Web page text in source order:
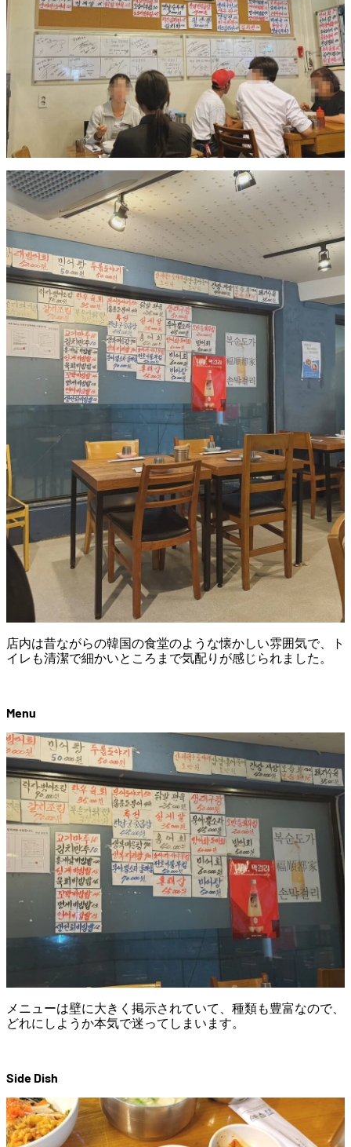
店内は昔ながらの韓国の食堂のような懐かしい雰囲気で、ト
イレも清潔で細かいところまで気配りが感じられました。
Menu
メニューは壁に大きく掲示されていて、種類も豊富なので、
どれにしようか本気で迷ってしまいます。
Side Dish